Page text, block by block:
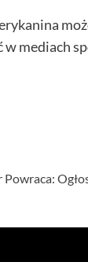
mediach
Powraca: